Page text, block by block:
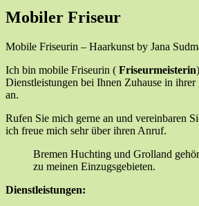
Mobiler Friseur
Mobile Friseurin – Haarkunst by Jana
Ich bin mobile Friseurin ( Friseurmeisterin
Dienstleistungen bei Ihnen Zuhause in
an.
Rufen Sie mich gerne an und vereinbaren
ich freue mich sehr über ihren Anruf.
Bremen Huchting und Grolland
zu meinen Einzugsgebieten.
Dienstleistungen: